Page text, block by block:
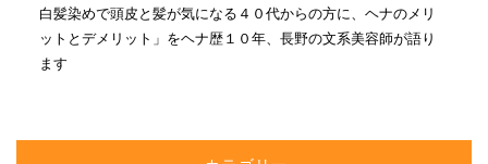
白髪染めで頭皮と髪が気になる４０代からの方に、ヘナのメリ
ットとデメリット」をヘナ歴１０年、長野の文系美容師が語り
ます